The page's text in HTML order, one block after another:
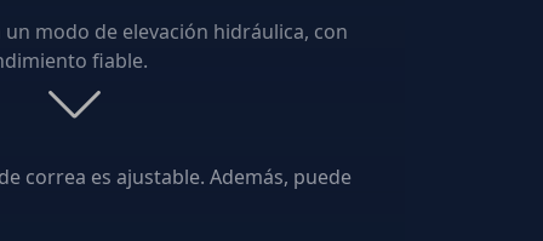
modo de elevación hidráulica, con
operación conveniente y rendimiento fiable.
correa es ajustable. Además, puede